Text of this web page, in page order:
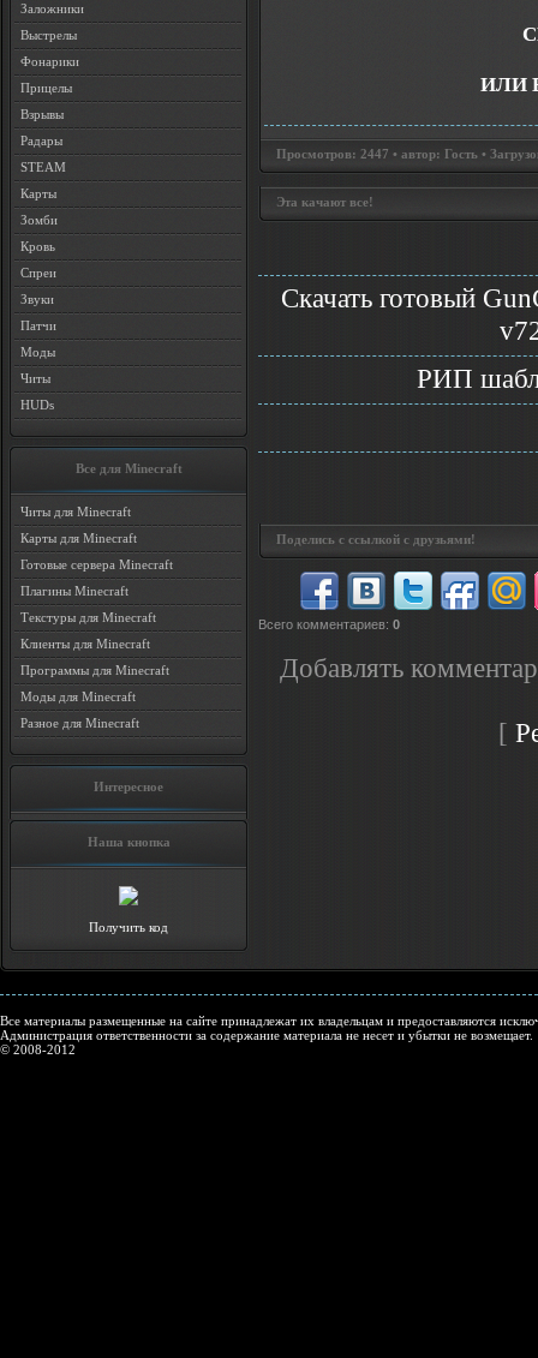
Заложники
Выстрелы
Фонарики
Прицелы
Взрывы
Радары
STEAM
Карты
Зомби
Кровь
Спреи
Звуки
Патчи
Моды
Читы
HUDs
Все для Minecraft
Читы для Minecraft
Карты для Minecraft
Готовые сервера Minecraft
Плагины Minecraft
Текстуры для Minecraft
Клиенты для Minecraft
Программы для Minecraft
Моды для Minecraft
Разное для Minecraft
Интересное
Наша кнопка
Получить код
ИЛИ
Просмотров: 2447 • автор: Гость •
Эта качают все!
Скачать готовый
РИП
Поделись с ссылкой с друзьями!
Всего комментариев: 0
Добавлять
[
Все материалы размещенные на сайте принадлежат их владельцам и предоставляются
Администрация ответственности за содержание материала не несет и убытки не возмещает.
© 2008-2012